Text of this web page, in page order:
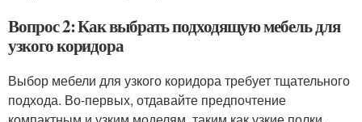
Вопрос 2: Как выбрать подходящую мебель для
узкого коридора
Выбор мебели для узкого коридора требует тщательного
подхода. Во-первых, отдавайте предпочтение